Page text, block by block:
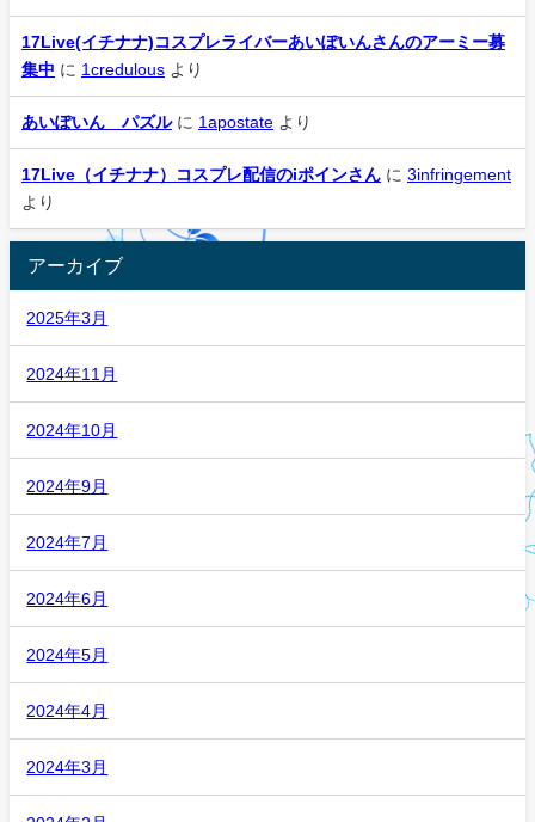
17Live(イチナナ)コスプレライバーあいぽいんさんのアーミー募
集中 に 1credulous より
あいぽいん パズルに 1apostate より
17Live（イチナナ）コスプレ配信のiポインさん に 3infringement
より
アーカイブ
2025年3月
2024年11月
2024年10月
2024年9月
2024年7月
2024年6月
2024年5月
2024年4月
2024年3月